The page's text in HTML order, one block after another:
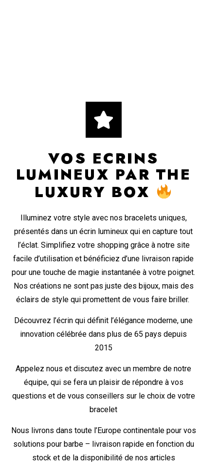
VOS ECRINS
LUMINEUX PAR THE
LUXURY BOX
Illuminez votre style avec nos bracelets uniques,
présentés dans un écrin lumineux qui en capture tout
l’éclat. Simplifiez votre shopping grâce à notre site
facile d’utilisation et bénéficiez d’une livraison rapide
pour une touche de magie instantanée à votre poignet.
Nos créations ne sont pas juste des bijoux, mais des
éclairs de style qui promettent de vous faire briller.
Découvrez l’écrin qui définit l’élégance moderne, une
innovation célébrée dans plus de 65 pays depuis
2015
Appelez nous et discutez avec un membre de notre
équipe, qui se fera un plaisir de répondre à vos
questions et de vous conseillers sur le choix de votre
bracelet
Nous livrons dans toute l’Europe continentale pour vos
solutions pour barbe – livraison rapide en fonction du
stock et de la disponibilité de nos articles